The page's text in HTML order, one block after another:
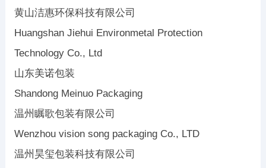
黄山洁惠环保科技有限公司
Huangshan Jiehui Environmetal Protection
Technology Co., Ltd
山东美诺包装
Shandong Meinuo Packaging
温州瞩歌包装有限公司
Wenzhou vision song packaging Co., LTD
温州昊玺包装科技有限公司